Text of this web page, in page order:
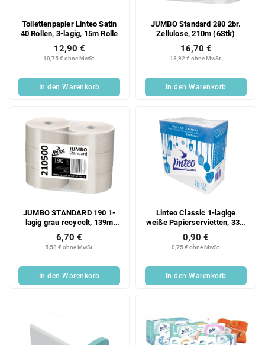
Toilettenpapier Linteo Satin
40 Rollen, 3-lagig, 15m Rolle
10,75 € ohne MwSt.
12,90 €
In den Warenkorb
JUMBO Standard 280 2br.
Zellulose, 210m (6Stk)
13,92 € ohne MwSt.
16,70 €
In den Warenkorb
JUMBO STANDARD 190 1-
lagig grau recycelt, 139m
(6Stk)
5,58 € ohne MwSt.
6,70 €
In den Warenkorb
Linteo Classic 1-lagige
weiße Papierservietten, 33 x
33 cm, 130g
0,75 € ohne MwSt.
0,90 €
In den Warenkorb